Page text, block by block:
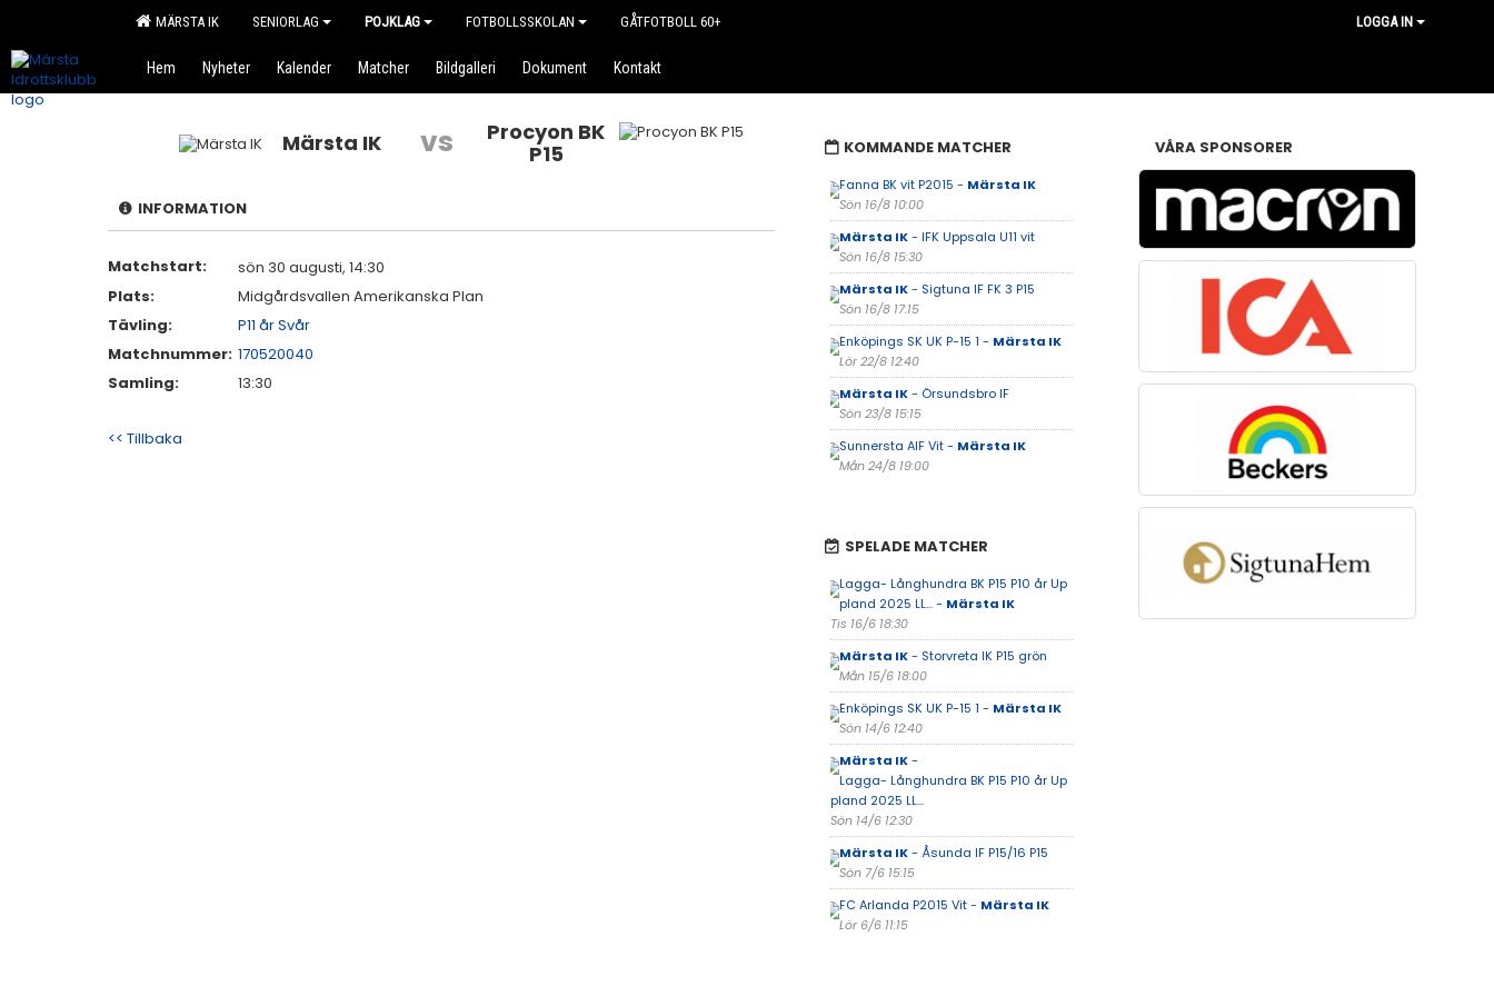
MÄRSTA IK SENIORLAG POJKLAG FOTBOLLSSKOLAN GÅTFOTBOLL 60+ LOGGA IN
Hem Nyheter Kalender Matcher Bildgalleri Dokument Kontakt
Märsta IK vs
Procyon BK
P15
INFORMATION
Matchstart:
sön 30 augusti, 14:30
Plats:
Midgårdsvallen Amerikanska Plan
Tävling:
P11 år Svår
Matchnummer: 170520040
Samling:
13:30
<< Tillbaka
KOMMANDE MATCHER
Fanna BK vit P2015 - Märsta IK
Sön 16/8 10:00
Märsta IK- IFK Uppsala U11 vit
Sön 16/8 15:30
Märsta IK- Sigtuna IF FK 3 P15
Sön 16/8 17:15
Enköpings SK UK P-15 1 - Märsta IK
Lör 22/8 12:40
Märsta IK- Örsundsbro IF
Sön 23/8 15:15
Sunnersta AIF Vit - Märsta IK
Mån 24/8 19:00
SPELADE MATCHER
Lagga- Långhundra BK P15 P10 år Up
pland 2025 LL... - Märsta IK
Tis 16/6 18:30
Märsta IK- Storvreta IK P15 grön
Mån 15/6 18:00
Enköpings SK UK P-15 1 - Märsta IK
Sön 14/6 12:40
Märsta IK-
Lagga- Långhundra BK P15 P10 år Up
pland 2025 LL...
Sön 14/6 12:30
Märsta IK- Åsunda IF P15/16 P15
Sön 7/6 15:15
FC Arlanda P2015 Vit - Märsta IK
Lör 6/6 11:15
VÅRA SPONSORER